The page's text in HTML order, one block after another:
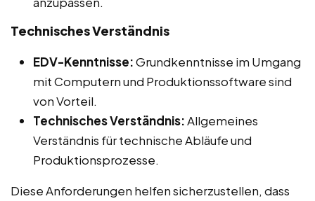
Technisches Verständnis
EDV-Kenntnisse:Grundkenntnisse im Umgang
mit Computern und Produktionssoftware sind
von Vorteil.
Technisches Verständnis:Allgemeines
Verständnis für technische Abläufe und
Produktionsprozesse.
Diese Anforderungen helfen sicherzustellen, dass